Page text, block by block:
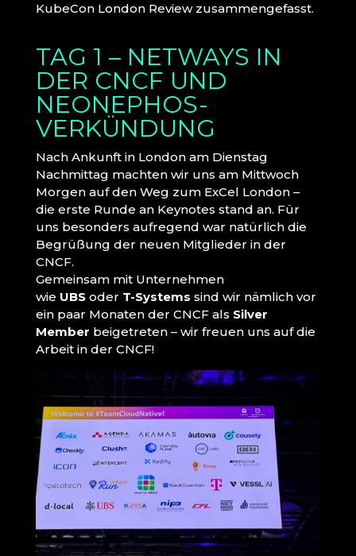
KubeCon London Review zusammengefasst.
TAG 1 – NETWAYS IN
DER CNCF UND
NEONEPHOS-
VERKÜNDUNG
Nach Ankunft in London am Dienstag
Nachmittag machten wir uns am Mittwoch
Morgen auf den Weg zum ExCel London –
die erste Runde an Keynotes stand an. Für
uns besonders aufregend war natürlich die
Begrüßung der neuen Mitglieder in der
CNCF.
Gemeinsam mit Unternehmen
wie UBSoder T-Systems sind wir nämlich vor
ein paar Monaten der CNCF als Silver
Member beigetreten – wir freuen uns auf die
Arbeit in der CNCF!